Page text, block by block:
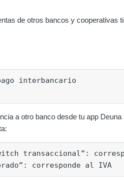
de otros bancos y cooperativas
interbancario
a otro banco desde tu app
transaccional”:
corresponde al IVA